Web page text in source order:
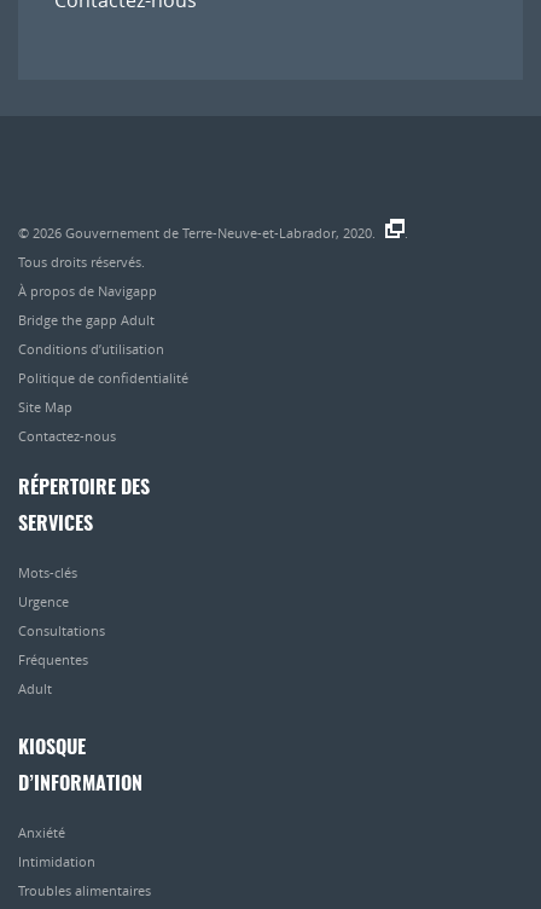
© 2026 Gouvernement de Terre-Neuve-et-Labrador, 2020.
Tous droits réservés.
À propos de Navigapp
Bridge the gapp Adult
Conditions d’utilisation
Politique de confidentialité
Site Map
Contactez-nous
RÉPERTOIRE DES
SERVICES
Mots-clés
Urgence
Consultations
Fréquentes
Adult
KIOSQUE
D’INFORMATION
Anxiété
Intimidation
Troubles alimentaires